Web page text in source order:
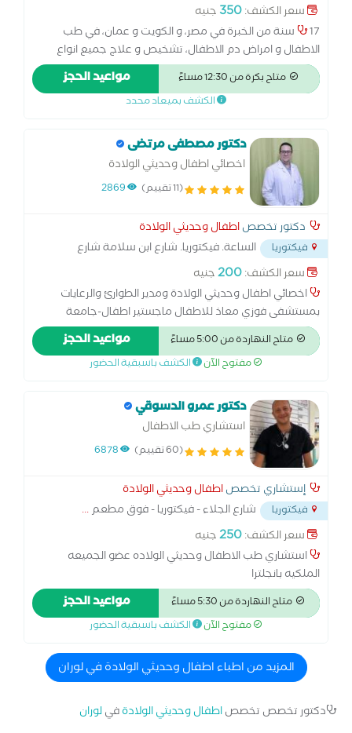
سعر الكشف:350 جنيه
17 سنة من الخبرة في مصر، و الكويت و عمان، في طب
الاطفال و امراض دم الاطفال، تشخيص و علاج جميع انواع
الانيميا و امراض الصفائح الدموبة و نقص المناعة و سبولة الدم
و الامراض الوراثية و حمي البحر الابيض و التطعيمات بكافة
انواعها. ماجيستير اطفال و امراض دم اطفال، جامعة
متاح بكرة من 12:30 مساءً مواعيد الحجز
الكشف بميعاد محدد
دكتور مصطفى مرتضى
اخصائي اطفال وحديثي الولادة
(11 تقييم) 2869
دكتور تخصصاطفال وحديثي الولادة
فيكتوريا
الساعة. فيكتوريا. شارع ابن سلامة شارع
شركة البلاستيك مدينة المستقبل
سعر الكشف:200جنيه
اخصائي اطفال وحديثي الولادة ومدير الطوارئ والرعايات
بمستشفى فوزي معاذ للاطفال ماجستير اطفال-جامعة
المنوفية دبلوم الأمراض العصبية في الأطفال -جامعة
الإسكندريةمتاح النهاردة من 5:00 مساءً مواعيد الحجز
مفتوح الآن الكشف باسبقية الحضور
دكتور عمرو الدسوقي
استشاري طب الاطفال
(60 تقييم) 6878
إستشاري تخصصاطفال وحديثي الولادة
فيكتوريا شارع الجلاء - فيكتوريا - فوق مطعم...
سعر الكشف:250جنيه
استشاري طب الاطفال وحديثي الولاده عضو الجميعه
الملكيه بانجلترا
متاح النهاردة من 5:30 مساءً مواعيد الحجز
مفتوح الآن الكشف باسبقية الحضور
المزيد من اطباء اطفال وحديثي الولادة في لوران
دكتور تخصص تخصصاطفال وحديثي الولادةفيلوران